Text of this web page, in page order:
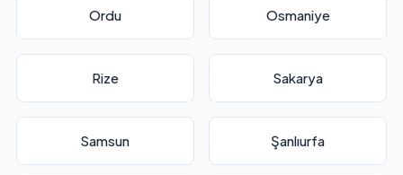
Ordu Osmaniye
Rize Sakarya
Samsun Şanlıurfa